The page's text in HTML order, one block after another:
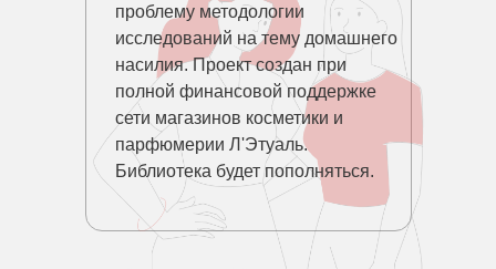
проблему методологии
исследований на тему домашнего
насилия. Проект создан при
полной финансовой поддержке
сети магазинов косметики и
парфюмерии Л'Этуаль.
Библиотека будет пополняться.